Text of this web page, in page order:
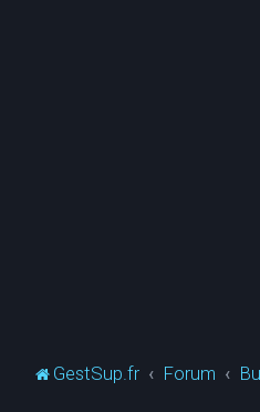
GestSup.fr Forum